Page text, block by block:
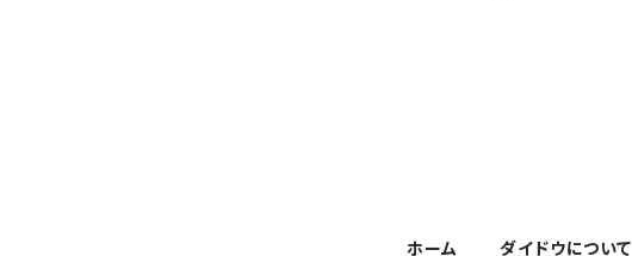
ホーム ダイドウについて